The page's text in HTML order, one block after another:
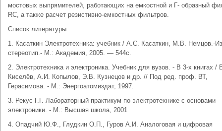
мостовых выпрямителей, работающих на емкостной и Г- образный
RC, а также расчет резистивно-емкостных фильтров.
Список литературы
1. Касаткин Электротехника: учебник / А.С. Касаткин, М.В. Немцов.-
стереотип.- М.: Академия, 2005. — 544с.
2. Электротехника и электроника. Учебник для вузов. - В 3-х книгах /
Киселёв, А.И. Копылов, Э.В. Кузнецов и др. // Под ред. проф. ВТ,
Герасимова. - М.: Энергоатомиздат, 1997.
3. Рекус Г.Г. Лабораторный практикум по электротехнике с основами
электроники. - М.: Высшая школа, 2001
4. Опадчий Ю.Ф., Глудкин О.П., Гуров А.И. Аналоговая и цифровая